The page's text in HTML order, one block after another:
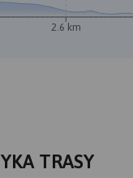
2.6 km
TRASY